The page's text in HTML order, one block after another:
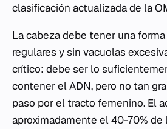
clasificación actualizada de la
La cabeza debe tener una
regulares y sin vacuolas
crítico: debe ser lo
contener el ADN, pero no tan
paso por el tracto femenino. El
aproximadamente el 40-70% de